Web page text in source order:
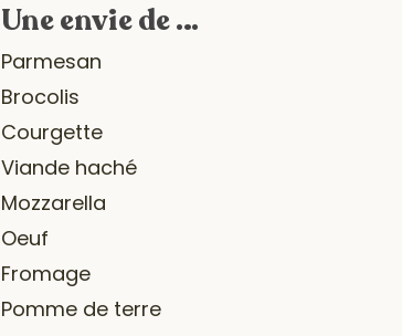
Une envie de …
Parmesan
Brocolis
Courgette
Viande haché
Mozzarella
Oeuf
Fromage
Pomme de terre